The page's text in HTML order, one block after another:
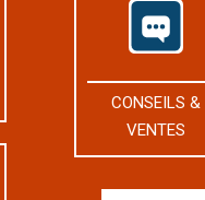
CONSEILS &
VENTES